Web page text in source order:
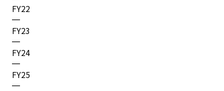
FY22
—
FY23
—
FY24
—
FY25
—